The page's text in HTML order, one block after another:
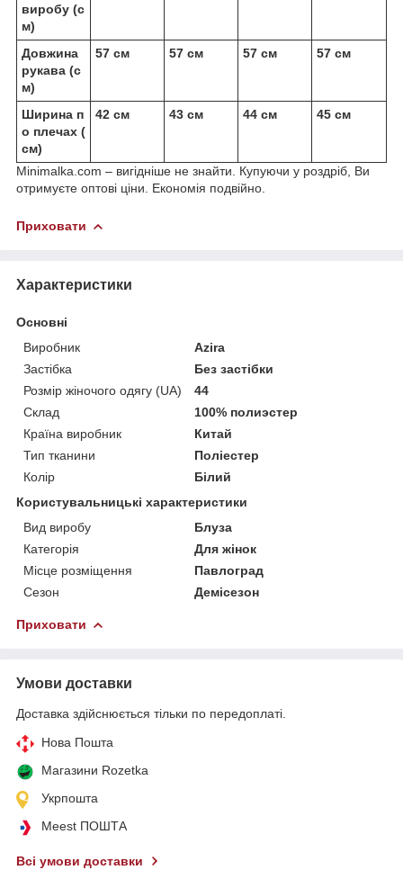
виробу (с
м)
Довжина
рукава (с
м)
57 см 57 см 57 см 57 см
Ширина п
о плечах (
см)
42 см 43 см 44 см 45 см
Minimalka.com – вигідніше не знайти. Купуючи у роздріб, Ви
отримуєте оптові ціни. Економія подвійно.
Приховати
Характеристики
Основні
Виробник
Azira
Застібка
Без застібки
Розмір жіночого одягу (UA)
44
Склад
100% полиэстер
Країна виробник
Китай
Тип тканини
Поліестер
Колір
Білий
Користувальницькі характеристики
Вид виробу
Блуза
Категорія
Для жінок
Місце розміщення
Павлоград
Сезон
Демісезон
Приховати
Умови доставки
Доставка здійснюється тільки по передоплаті.
Нова Пошта
Магазини Rozetka
Укрпошта
Meest ПОШТА
Всі умови доставки